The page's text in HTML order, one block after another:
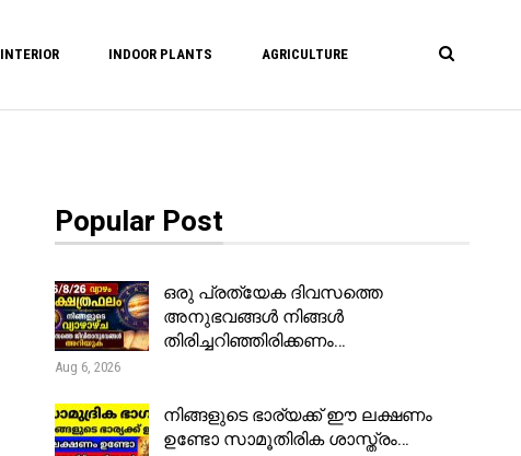
INTERIOR INDOOR PLANTS AGRICULTURE
Popular Post
ഒരു പ്രത്യേക ദിവസത്തെ
അനുഭവങ്ങൾ നിങ്ങൾ
തിരിച്ചറിഞ്ഞിരിക്കണം…
Aug 6, 2026
നിങ്ങളുടെ ഭാര്യക്ക് ഈ ലക്ഷണം
ഉണ്ടോ സാമൂതിരിക ശാസ്ത്രം…